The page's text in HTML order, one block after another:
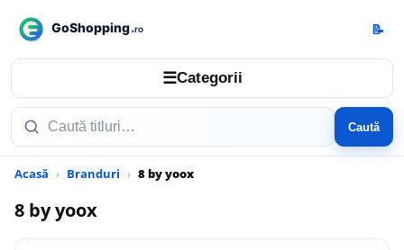
☰Categorii
Caută
📝
Acasă Branduri 8 by yoox
8 by yoox